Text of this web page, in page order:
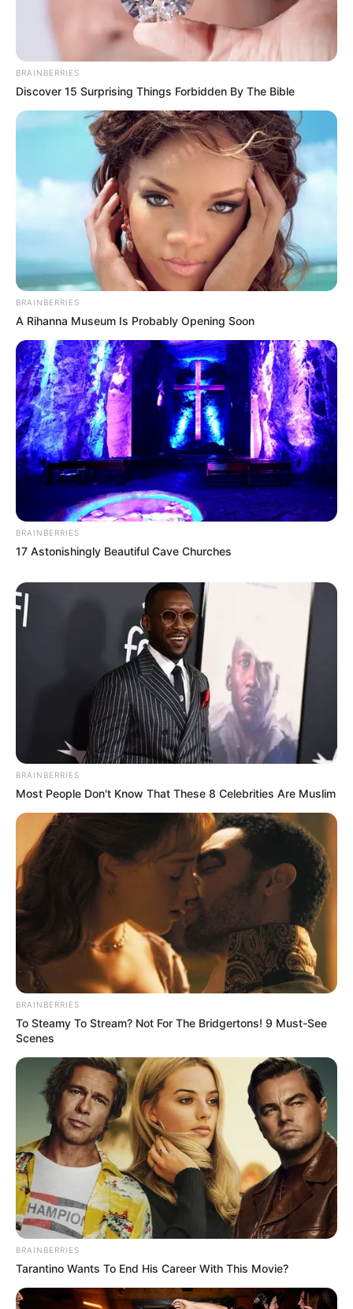
BRAINBERRIES
Discover 15 Surprising Things Forbidden By The Bible
BRAINBERRIES
A Rihanna Museum Is Probably Opening Soon
BRAINBERRIES
17 Astonishingly Beautiful Cave Churches
BRAINBERRIES
Most People Don't Know That These 8 Celebrities Are Muslim
BRAINBERRIES
To Steamy To Stream? Not For The Bridgertons! 9 Must-See
Scenes
BRAINBERRIES
Tarantino Wants To End His Career With This Movie?